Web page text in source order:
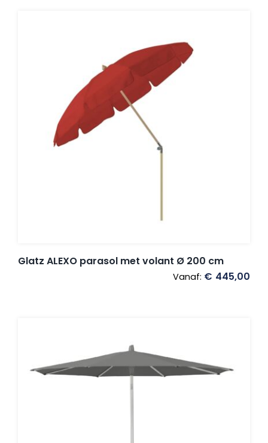
Glatz ALEXO parasol met volant Ø 200 cm
Vanaf: € 445,00